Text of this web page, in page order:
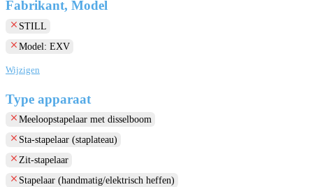
Fabrikant, Model
clear STILL
clear Model: EXV
Wijzigen
Type apparaat
clear Meeloopstapelaar met disselboom
clear Sta-stapelaar (staplateau)
clear Zit-stapelaar
clear Stapelaar (handmatig/elektrisch heffen)